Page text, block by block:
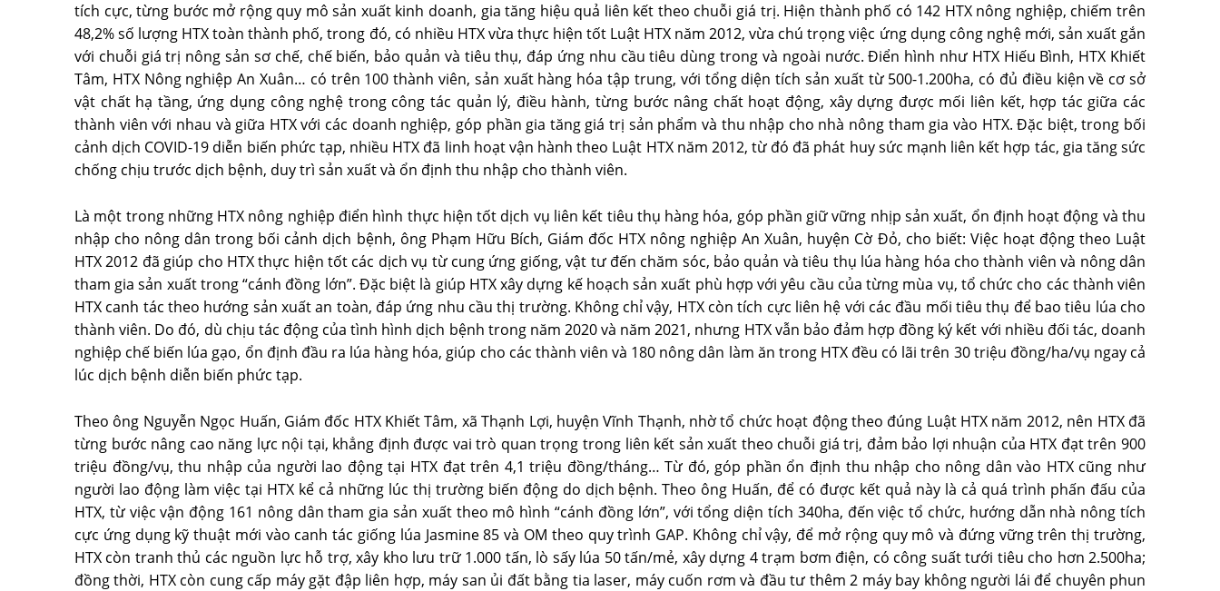
tích cực, từng bước mở rộng quy mô sản xuất kinh doanh, gia tăng hiệu quả liên kết theo chuỗi giá trị. Hiện thành phố có 142 HTX nông nghiệp, chiếm trên
48,2% số lượng HTX toàn thành phố, trong đó, có nhiều HTX vừa thực hiện tốt Luật HTX năm 2012, vừa chú trọng việc ứng dụng công nghệ mới, sản xuất gắn
với chuỗi giá trị nông sản sơ chế, chế biến, bảo quản và tiêu thụ, đáp ứng nhu cầu tiêu dùng trong và ngoài nước. Ðiển hình như HTX Hiếu Bình, HTX Khiết
Tâm, HTX Nông nghiệp An Xuân… có trên 100 thành viên, sản xuất hàng hóa tập trung, với tổng diện tích sản xuất từ 500-1.200ha, có đủ điều kiện về cơ sở
vật chất hạ tầng, ứng dụng công nghệ trong công tác quản lý, điều hành, từng bước nâng chất hoạt động, xây dựng được mối liên kết, hợp tác giữa các
thành viên với nhau và giữa HTX với các doanh nghiệp, góp phần gia tăng giá trị sản phẩm và thu nhập cho nhà nông tham gia vào HTX. Ðặc biệt, trong bối
cảnh dịch COVID-19 diễn biến phức tạp, nhiều HTX đã linh hoạt vận hành theo Luật HTX năm 2012, từ đó đã phát huy sức mạnh liên kết hợp tác, gia tăng sức
chống chịu trước dịch bệnh, duy trì sản xuất và ổn định thu nhập cho thành viên.
Là một trong những HTX nông nghiệp điển hình thực hiện tốt dịch vụ liên kết tiêu thụ hàng hóa, góp phần giữ vững nhịp sản xuất, ổn định hoạt động và thu
nhập cho nông dân trong bối cảnh dịch bệnh, ông Phạm Hữu Bích, Giám đốc HTX nông nghiệp An Xuân, huyện Cờ Ðỏ, cho biết: Việc hoạt động theo Luật
HTX 2012 đã giúp cho HTX thực hiện tốt các dịch vụ từ cung ứng giống, vật tư đến chăm sóc, bảo quản và tiêu thụ lúa hàng hóa cho thành viên và nông dân
tham gia sản xuất trong “cánh đồng lớn”. Ðặc biệt là giúp HTX xây dựng kế hoạch sản xuất phù hợp với yêu cầu của từng mùa vụ, tổ chức cho các thành viên
HTX canh tác theo hướng sản xuất an toàn, đáp ứng nhu cầu thị trường. Không chỉ vậy, HTX còn tích cực liên hệ với các đầu mối tiêu thụ để bao tiêu lúa cho
thành viên. Do đó, dù chịu tác động của tình hình dịch bệnh trong năm 2020 và năm 2021, nhưng HTX vẫn bảo đảm hợp đồng ký kết với nhiều đối tác, doanh
nghiệp chế biến lúa gạo, ổn định đầu ra lúa hàng hóa, giúp cho các thành viên và 180 nông dân làm ăn trong HTX đều có lãi trên 30 triệu đồng/ha/vụ ngay cả
lúc dịch bệnh diễn biến phức tạp.
Theo ông Nguyễn Ngọc Huấn, Giám đốc HTX Khiết Tâm, xã Thạnh Lợi, huyện Vĩnh Thạnh, nhờ tổ chức hoạt động theo đúng Luật HTX năm 2012, nên HTX đã
từng bước nâng cao năng lực nội tại, khẳng định được vai trò quan trọng trong liên kết sản xuất theo chuỗi giá trị, đảm bảo lợi nhuận của HTX đạt trên 900
triệu đồng/vụ, thu nhập của người lao động tại HTX đạt trên 4,1 triệu đồng/tháng… Từ đó, góp phần ổn định thu nhập cho nông dân vào HTX cũng như
người lao động làm việc tại HTX kể cả những lúc thị trường biến động do dịch bệnh. Theo ông Huấn, để có được kết quả này là cả quá trình phấn đấu của
HTX, từ việc vận động 161 nông dân tham gia sản xuất theo mô hình “cánh đồng lớn”, với tổng diện tích 340ha, đến việc tổ chức, hướng dẫn nhà nông tích
cực ứng dụng kỹ thuật mới vào canh tác giống lúa Jasmine 85 và OM theo quy trình GAP. Không chỉ vậy, để mở rộng quy mô và đứng vững trên thị trường,
HTX còn tranh thủ các nguồn lực hỗ trợ, xây kho lưu trữ 1.000 tấn, lò sấy lúa 50 tấn/mẻ, xây dựng 4 trạm bơm điện, có công suất tưới tiêu cho hơn 2.500ha;
đồng thời, HTX còn cung cấp máy gặt đập liên hợp, máy san ủi đất bằng tia laser, máy cuốn rơm và đầu tư thêm 2 máy bay không người lái để chuyên phun